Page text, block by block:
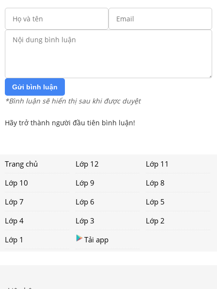
Gửi bình luận
*Bình luận sẽ hiển thị sau khi được duyệt
Hãy trở thành người đầu tiên bình luận!
Trang chủ Lớp 12
Lớp 11
Lớp 10
Lớp 9
Lớp 8
Lớp 7
Lớp 6
Lớp 5
Lớp 4
Lớp 3
Lớp 2
Lớp 1
Tải app